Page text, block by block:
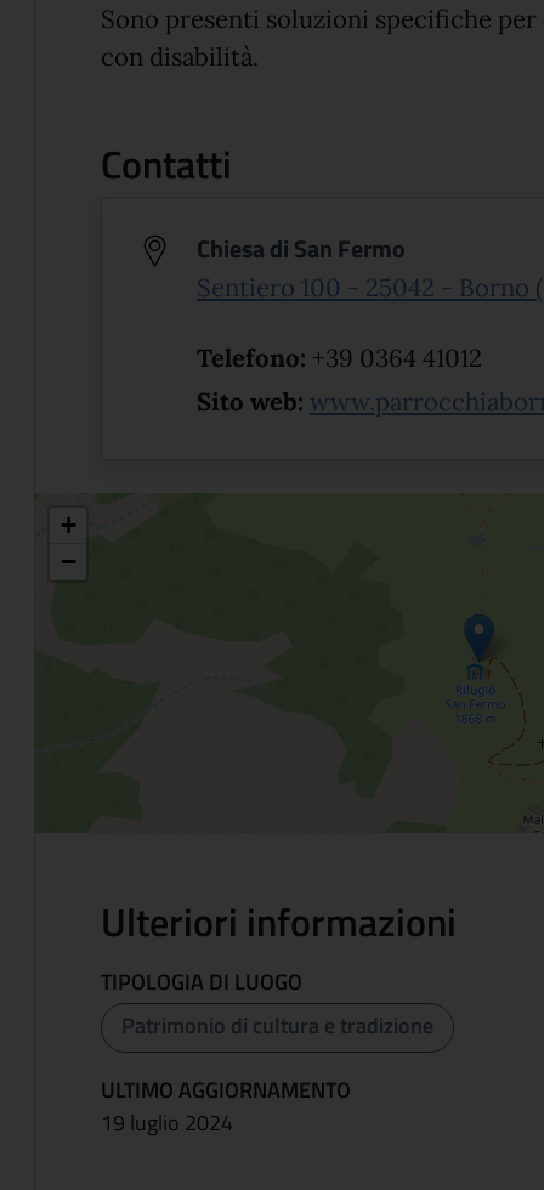
Sono presenti soluzioni specifiche
con disabilità.
Contatti
Chiesa di San Fermo
Sentiero 100 - 25042 - Borno
Telefono: +39 0364 41012
Sito web:
+
−
Ulteriori informazioni
TIPOLOGIA DI LUOGO
Patrimonio di cultura e tradizione
ULTIMO AGGIORNAMENTO
19 luglio 2024